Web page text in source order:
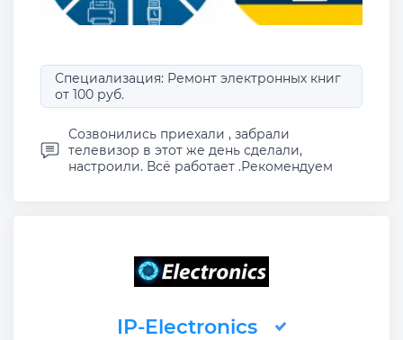
Специализация: Ремонт электронных книг
от 100 руб.
Созвонились приехали , забрали
телевизор в этот же день сделали,
настроили. Всё работает .Рекомендуем
IP-Electronics